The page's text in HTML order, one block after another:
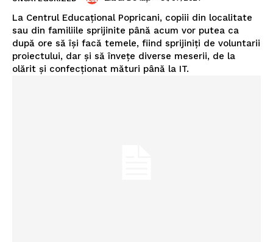
La Centrul Educaţional Popricani, copiii din localitate
sau din familiile sprijinite până acum vor putea ca
după ore să îşi facă temele, fiind sprijiniţi de voluntarii
proiectului, dar şi să înveţe diverse meserii, de la
olărit şi confecţionat mături până la IT.